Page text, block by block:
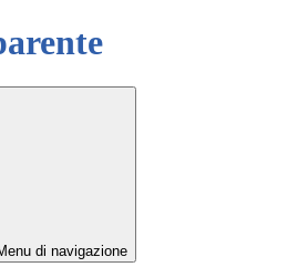
di navigazione